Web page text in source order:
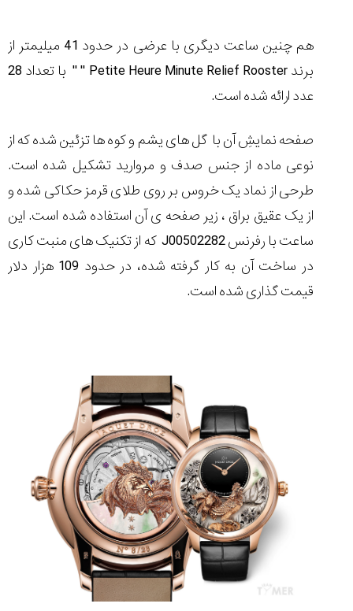
هم چنین ساعت دیگری با عرضی در حدود 41 میلیمتر از
برند'' Petite Heure Minute Relief Rooster
''
با تعداد 28
عدد ارائه شده است.
صفحه نمایشِ آن با گل های یشم و کوه ها تزئین شده که از
نوعی ماده از جنس صدف و مروارید تشکیل شده است.
طرحی از نماد یک خروس بر روی طلای قرمز حکاکی شده و
از یک عقیق براق ، زیر صفحه ی آن استفاده شده است. این
ساعت با رفرنسJ00502282 که از تکنیک های منبت کاری
در ساخت آن به کار گرفته شده، در حدود 109 هزار دلار
قیمت گذاری شده است.